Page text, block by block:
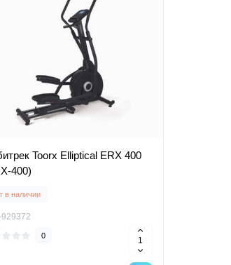
Toorx Elliptical ERX 400
400)
в наличии
929372
0